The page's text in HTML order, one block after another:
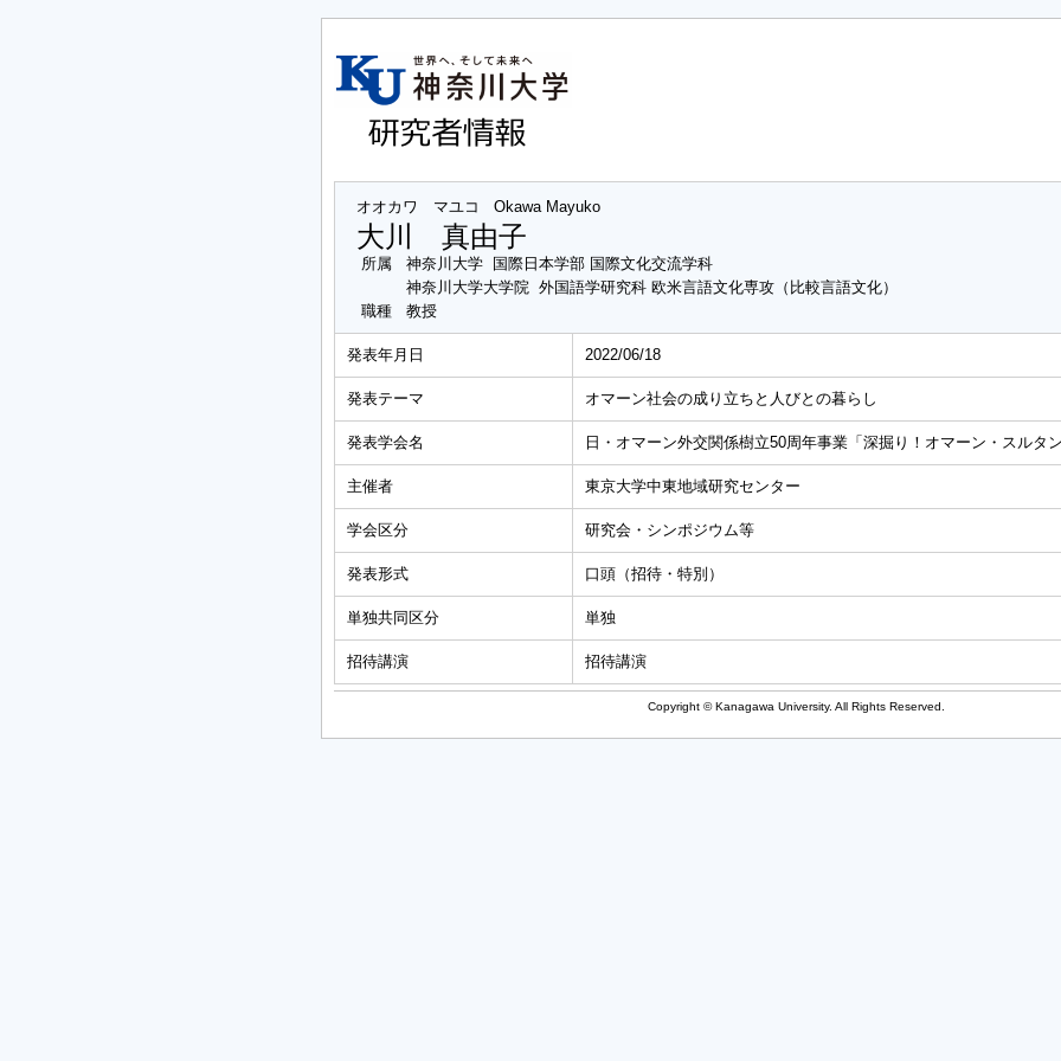
オオカワ マユコ Okawa Mayuko
大川 真由子
所属
神奈川大学 国際日本学部 国際文化交流学科
神奈川大学大学院 外国語学研究科 欧米言語文化専攻（比較言語文化）
職種
教授
発表年月日 2022/06/18
発表テーマ オマーン社会の成り立ちと人びとの暮らし
発表学会名 日・オマーン外交関係樹立50周年事業「深掘り！オマーン・スルタ
主催者 東京大学中東地域研究センター
学会区分 研究会・シンポジウム等
発表形式 口頭（招待・特別）
単独共同区分 単独
招待講演 招待講演
Copyright © Kanagawa University. All Rights Reserved.